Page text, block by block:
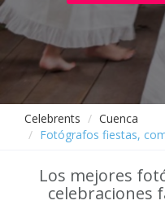
Celebrents
Cuenca
Fotógrafos fiestas,
Los mejores
celebraciones